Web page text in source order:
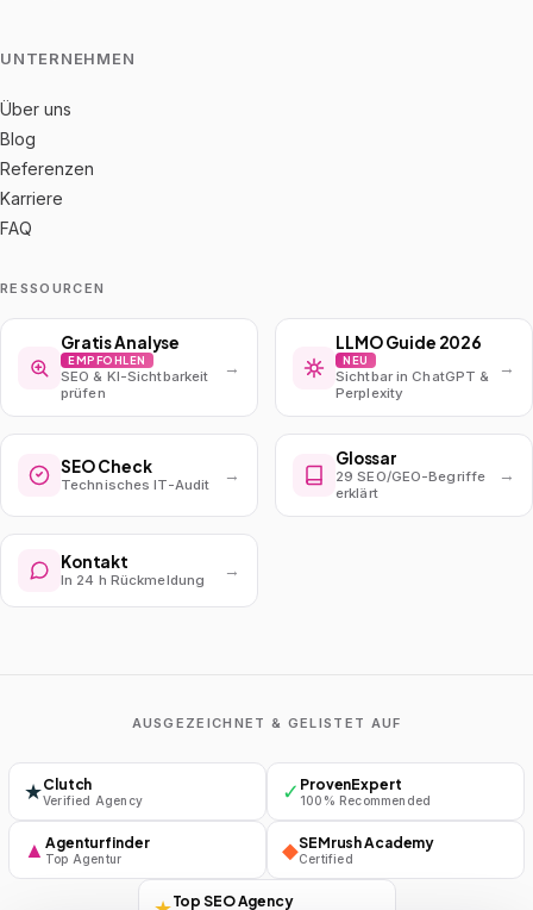
UNTERNEHMEN
Über uns
Blog
Referenzen
Karriere
FAQ
RESSOURCEN
Gratis Analyse
EMPFOHLEN
SEO & KI-Sichtbarkeit
prüfen
→
LLMO Guide 2026
NEU
Sichtbar in ChatGPT &
Perplexity
→
SEO Check
Technisches IT-Audit →
Glossar
29 SEO/GEO-Begriffe
erklärt
→
Kontakt
In 24 h Rückmeldung →
AUSGEZEICHNET & GELISTET AUF
★Clutch
Verified Agency ✓ ProvenExpert
100% Recommended
▲ Agenturfinder
Top Agentur ◆SEMrush Academy
Certified
Top SEO Agency